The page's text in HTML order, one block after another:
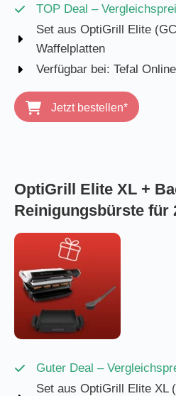
TOP Deal –
Set aus OptiGrill Elite
Waffelplatten
Verfügbar bei: Tefal
Jetzt bestellen*
OptiGrill Elite XL +
Reinigungsbürste für
Guter Deal –
Set aus OptiGrill Elite XL